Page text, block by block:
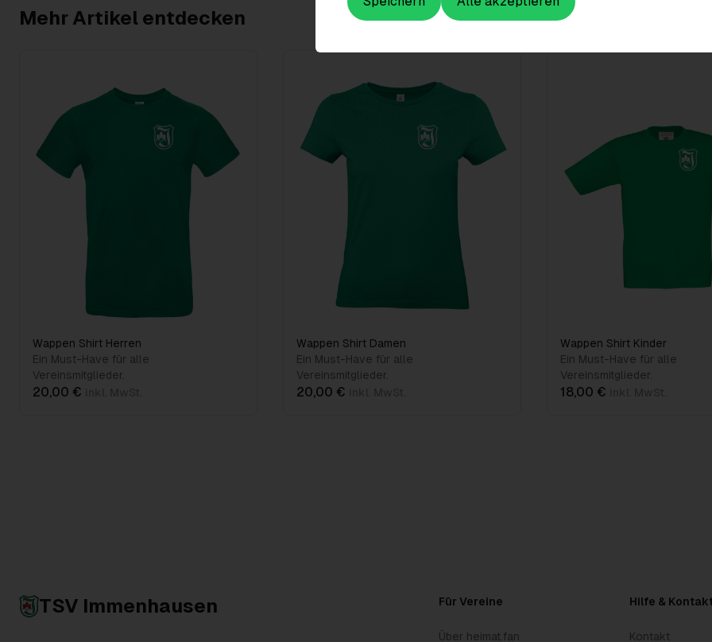
Mehr Artikel entdecken
Wappen Shirt Herren
Ein Must-Have für alle
Vereinsmitglieder.
20,00 €
Wappen Shirt Damen
Ein Must-Have für alle
Vereinsmitglieder.
20,00 €
Wappen Shirt Kinder
Ein Must-Have für alle
Vereinsmitglieder.
18,00 €
TSV Immenhausen Für Vereine
Über heimat.fan
Hilfe &
Kontakt